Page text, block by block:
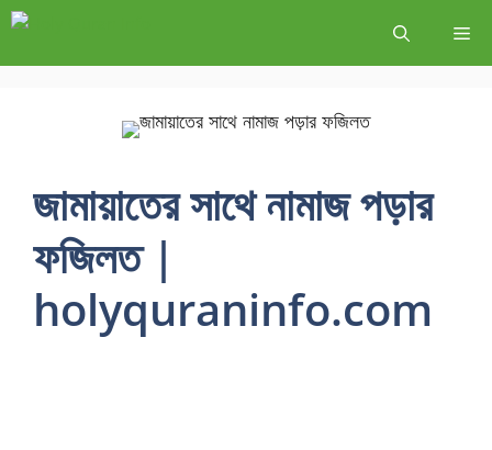
জামায়াতের সাথে নামাজ পড়ার
ফজিলত |
holyquraninfo.com